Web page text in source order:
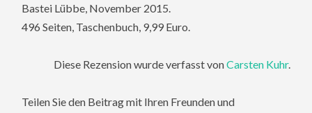
Bastei Lübbe, November 2015.
496 Seiten, Taschenbuch, 9,99 Euro.
Diese Rezension wurde verfasst vonCarsten Kuhr.
Teilen Sie den Beitrag mit Ihren Freunden und